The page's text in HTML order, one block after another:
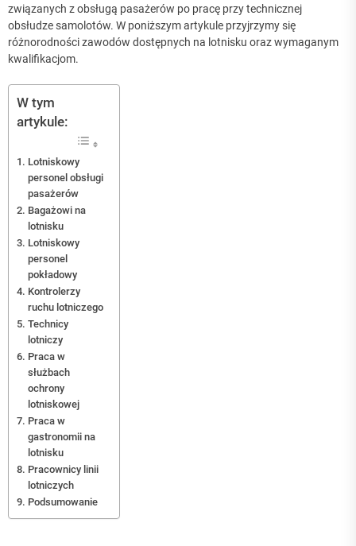
związanych z obsługą pasażerów po pracę przy technicznej
obsłudze samolotów. W poniższym artykule przyjrzymy się
różnorodności zawodów dostępnych na lotnisku oraz wymaganym
kwalifikacjom.
W tym
artykule:
Lotniskowy
personel obsługi
pasażerów
Bagażowi na
lotnisku
Lotniskowy
personel
pokładowy
Kontrolerzy
ruchu lotniczego
Technicy
lotniczy
Praca w
służbach
ochrony
lotniskowej
Praca w
gastronomii na
lotnisku
Pracownicy linii
lotniczych
Podsumowanie